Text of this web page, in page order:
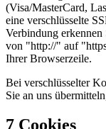
(Visa/MasterCard,
eine verschlüsselte
Verbindung erkennen
von "http://" auf
Ihrer Browserzeile.
Bei verschlüsselter
Sie an uns
7 Cookies